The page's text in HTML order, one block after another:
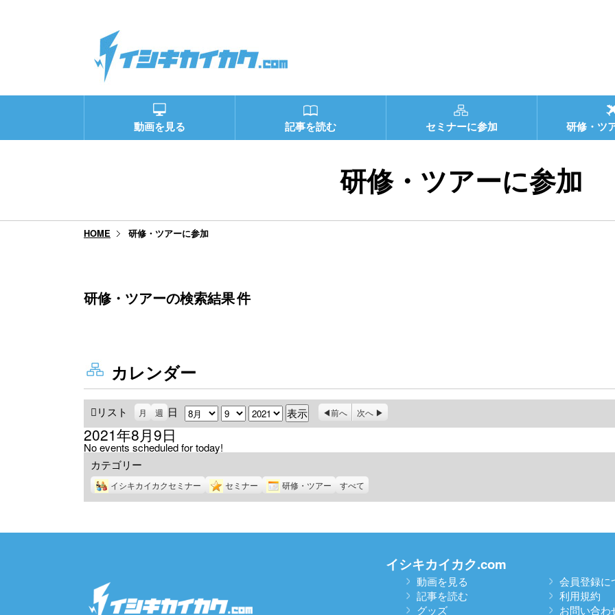
動画を見る 記事を読む セミナーに参加 研修・ツ
研修・ツアーに参加
HOME 研修・ツアーに参加
研修・ツアーの検索結果件
カレンダー
リスト
示
月 週 日 月 日 年 前へ 次へ
2021年8月9日
No events scheduled for today!
カテゴリー
イシキカイカクセミナー セミナー 研修・ツアー すべて
イシキカイカク.com
動画を見る
記事を読む
グッズ
会員登録に
利用規約
お問い合わ